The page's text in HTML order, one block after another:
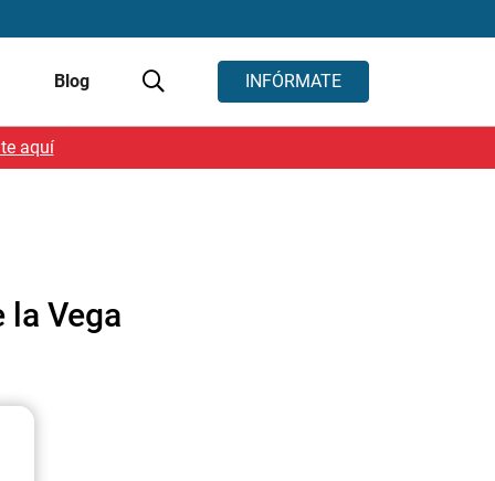
Blog INFÓRMATE
aquí
Vega